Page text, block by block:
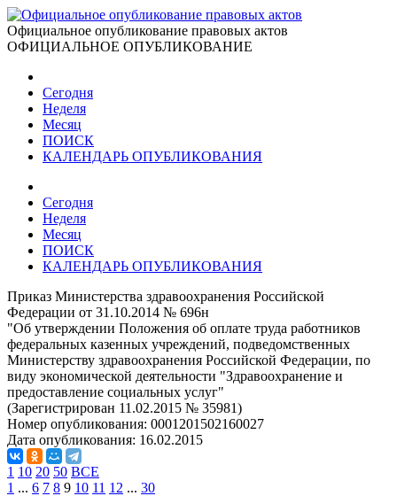
Официальное опубликование правовых актов
ОФИЦИАЛЬНОЕ ОПУБЛИКОВАНИЕ
Сегодня
Неделя
Месяц
ПОИСК
КАЛЕНДАРЬ ОПУБЛИКОВАНИЯ
Сегодня
Неделя
Месяц
ПОИСК
КАЛЕНДАРЬ ОПУБЛИКОВАНИЯ
Приказ Министерства здравоохранения Российской
Федерации от 31.10.2014 № 696н
"Об утверждении Положения об оплате труда работников
федеральных казенных учреждений, подведомственных
Министерству здравоохранения Российской Федерации, по
виду экономической деятельности "Здравоохранение и
предоставление социальных услуг"
(Зарегистрирован 11.02.2015 № 35981)
Номер опубликования: 0001201502160027
Дата опубликования: 16.02.2015
1 10 20 50 ВСЕ
1 ... 6 7 8 9 10 11 12 ... 30